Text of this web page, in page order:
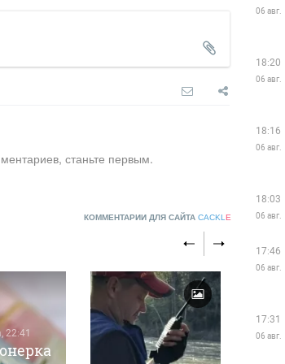
станьте первым.
КОММЕНТАРИИ ДЛЯ САЙТА CACKL E
22:41
06 авг.
18:20
06 авг.
18:16
06 авг.
18:03
06 авг.
17:46
06 авг.
17:31
06 авг.